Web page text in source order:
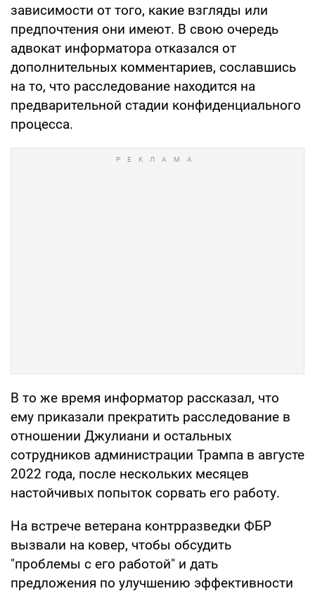
зависимости от того, какие взгляды или
предпочтения они имеют. В свою очередь
адвокат информатора отказался от
дополнительных комментариев, сославшись
на то, что расследование находится на
предварительной стадии конфиденциального
процесса.
В то же время информатор рассказал, что
ему приказали прекратить расследование в
отношении Джулиани и остальных
сотрудников администрации Трампа в августе
2022 года, после нескольких месяцев
настойчивых попыток сорвать его работу.
На встрече ветерана контрразведки ФБР
вызвали на ковер, чтобы обсудить
"проблемы с его работой" и дать
предложения по улучшению эффективности